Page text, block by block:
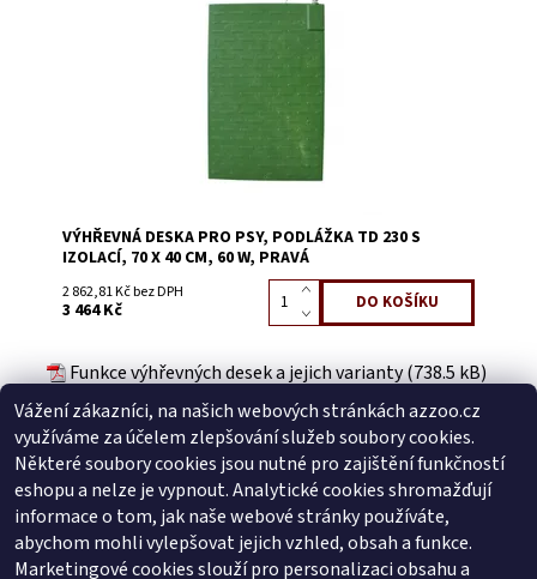
0122CH
VÝHŘEVNÁ DESKA PRO PSY, PODLÁŽKA TD 230 S
IZOLACÍ, 70 X 40 CM, 60 W, PRAVÁ
2 862,81 Kč bez DPH
3 464 Kč
Funkce výhřevných desek a jejich varianty (738.5 kB)
Buďte první, kdo napíše příspěvek k této položce.
Přidat komentář
Buďte první, kdo napíše příspěvek k této položce.
Přidat hodnocení
Vážení zákazníci, na našich webových stránkách azzoo.cz
využíváme za účelem zlepšování služeb soubory cookies.
Některé soubory cookies jsou nutné pro zajištění funkčností
eshopu a nelze je vypnout. Analytické cookies shromažďují
informace o tom, jak naše webové stránky používáte,
abychom mohli vylepšovat jejich vzhled, obsah a funkce.
Marketingové cookies slouží pro personalizaci obsahu a